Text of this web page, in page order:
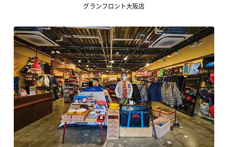
グランフロント大阪店